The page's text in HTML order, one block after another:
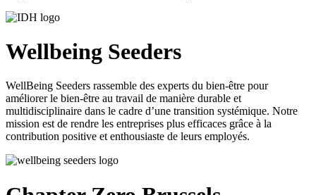
Wellbeing Seeders
WellBeing Seeders rassemble des experts du bien-être pour
améliorer le bien-être au travail de manière durable et
multidisciplinaire dans le cadre d’une transition systémique. Notre
mission est de rendre les entreprises plus efficaces grâce à la
contribution positive et enthousiaste de leurs employés.